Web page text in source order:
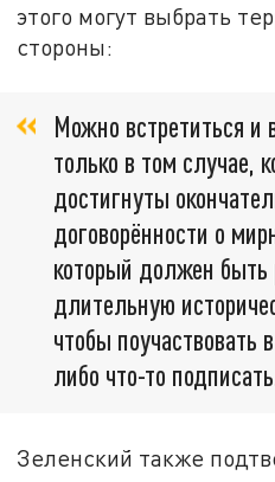
этого могут выбрать
стороны:
Можно встретиться и
только в том случае,
достигнуты
договорённости о
который должен быть
длительную
чтобы поучаствовать
либо что-то
Зеленский также